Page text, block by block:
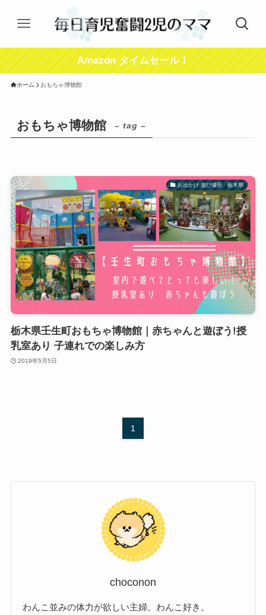
Amazon タイムセール！
ホーム おもちゃ博物館
おもちゃ博物館 – tag –
お出かけ-遊び場所 栃木県
栃木県壬生町おもちゃ博物館｜赤ちゃんと遊ぼう!授
乳室あり 子連れでの楽しみ方
2019年5月5日
1
choconon
わんこ並みの体力が欲しい主婦。わんこ好き。